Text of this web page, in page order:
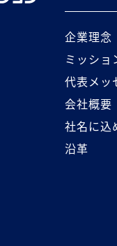
企業理念
ミッショ
代表メッ
会社概要
社名に込
沿革